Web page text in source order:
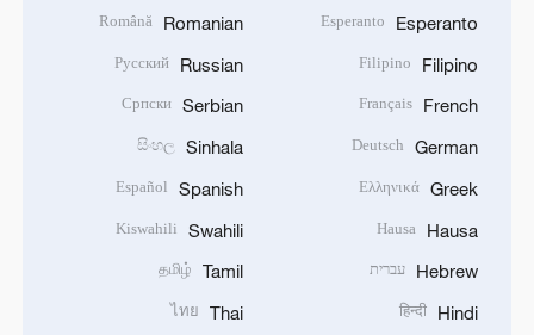
Esperanto
Esperanto
Filipino
Filipino
French
Français
German
Deutsch
Greek
Ελληνικά
Hausa
Hausa
Hebrew עברית
Hindi
हिन्दी
Romanian
Română
Russian
Русский
Serbian
Српски
Sinhala
සිංහල
Spanish
Español
Swahili
Kiswahili
Tamil
தமிழ்
Thai
ไทย